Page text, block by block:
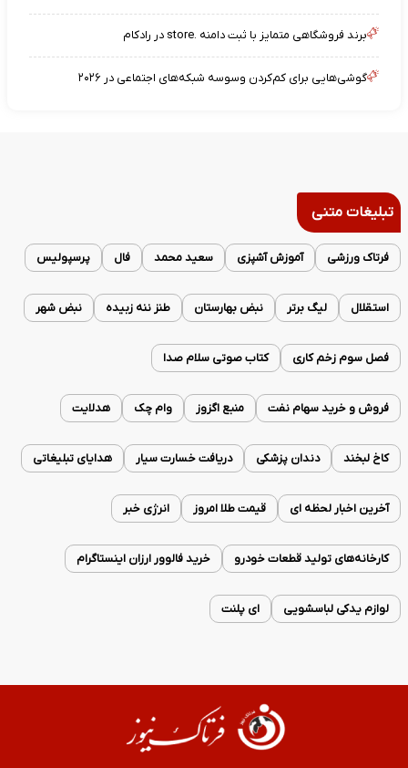
برند فروشگاهی متمایز با ثبت دامنه .store در رادکام
گوشی‌هایی برای کم‌کردن وسوسه شبکه‌های اجتماعی در ۲۰۲۶
تبلیغات متنی
فرتاک ورزشی آموزش آشپزی سعید محمد فال پرسپولیس
استقلال لیگ برتر نبض بهارستان طنز ننه زبیده نبض شهر
فصل سوم زخم کاری کتاب صوتی سلام صدا
فروش و خرید سهام نفت منبع اگزوز وام چک هدلایت
کاخ لبخند دندان پزشکی دریافت خسارت سیار هدایای تبلیغاتی
آخرین اخبار لحظه ای قیمت طلا امروز انرژی خبر
کارخانه‌های تولید قطعات خودرو خرید فالوور ارزان اینستاگرام
لوازم یدکی لباسشویی ای پلنت